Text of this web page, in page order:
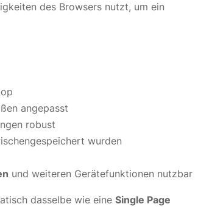
des Browsers nutzt, um ein
angepasst
robust
wurden
und weiteren Gerätefunktionen nutzbar
dasselbe wie eine Single Page